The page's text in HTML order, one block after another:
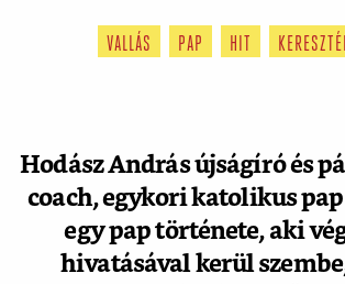
VALLÁS PAP HIT
Hodász András újságíró és
coach, egykori katolikus
egy pap története, aki
hivatásával kerül